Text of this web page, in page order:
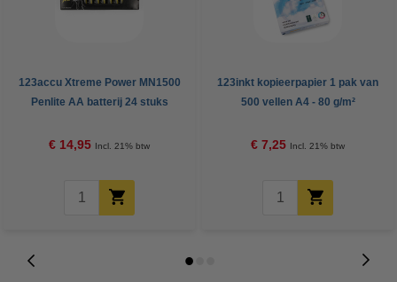
123accu Xtreme Power MN1500
Penlite AA batterij 24 stuks
€ 14,95 Incl. 21% btw
123inkt kopieerpapier 1 pak van
500 vellen A4 - 80 g/m²
€ 7,25 Incl. 21% btw